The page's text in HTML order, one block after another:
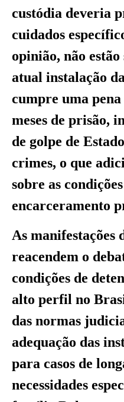
custódia deveria
cuidados
opinião, não
atual instalação
cumpre uma pena
meses de prisão,
de golpe de
crimes, o que
sobre as
encarceramento
As manifestações
reacendem o
condições de
alto perfil no
das normas
adequação das
para casos de
necessidades